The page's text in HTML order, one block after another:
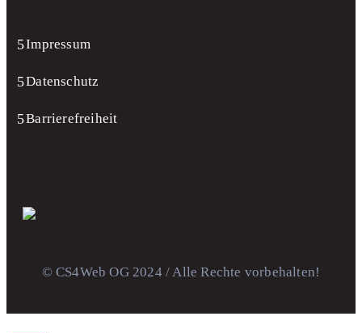
Impressum
Datenschutz
Barrierefreiheit
© CS4Web OG 2024 / Alle Rechte vorbehalten!